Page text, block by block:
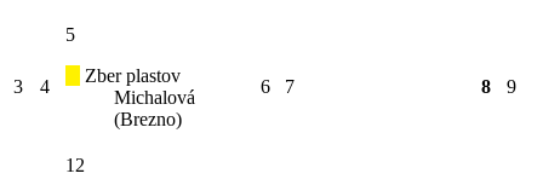
3 4
5
Zber plastov
Michalová
(Brezno)
6 7 8 9
12